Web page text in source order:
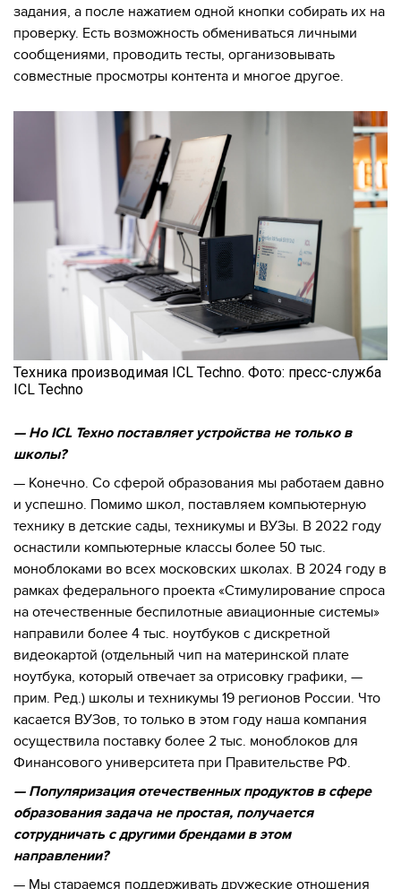
задания, а после нажатием одной кнопки собирать их на
проверку. Есть возможность обмениваться личными
сообщениями, проводить тесты, организовывать
совместные просмотры контента и многое другое.
Техника производимая ICL Techno. Фото: пресс-служба
ICL Techno
— Но ICL Техно поставляет устройства не только в
школы?
— Конечно. Со сферой образования мы работаем давно
и успешно. Помимо школ, поставляем компьютерную
технику в детские сады, техникумы и ВУЗы. В 2022 году
оснастили компьютерные классы более 50 тыс.
моноблоками во всех московских школах. В 2024 году в
рамках федерального проекта «Стимулирование спроса
на отечественные беспилотные авиационные системы»
направили более 4 тыс. ноутбуков с дискретной
видеокартой (отдельный чип на материнской плате
ноутбука, который отвечает за отрисовку графики, —
прим. Ред.) школы и техникумы 19 регионов России. Что
касается ВУЗов, то только в этом году наша компания
осуществила поставку более 2 тыс. моноблоков для
Финансового университета при Правительстве РФ.
— Популяризация отечественных продуктов в сфере
образования задача не простая, получается
сотрудничать с другими брендами в этом
направлении?
— Мы стараемся поддерживать дружеские отношения